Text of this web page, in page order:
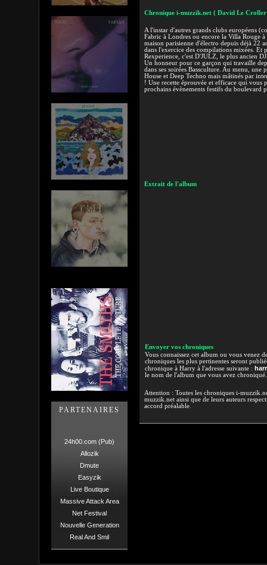
PARTENAIRES
24h00.com (Pub)
Allozik
Dmute
Easyzik
Live Boutique
Massive Attack Area
Net Festival
Nouvelle Generation
Real And Smil
Chronique i-muzzik.net ( David Le Croller
A l'instar d'autres grands clubs européens
Fabric à Londres ou encore la Villa Rouge
maison parisienne d'électro depuis déjà 22
dans l'exercice des compilations mixées. Et
Rexperience, c'est D'JULZ, le plus ancien
Un honneur pour ce garçon qui travaille
dans ses soirées Bassculture. Au menu, une
House et Deep Techno mais mâtinés par
! Une recette éprouvée et efficace qui vous
prochains évènements festifs du boulevard
Extrait de l'album
Envoyer vos chroniques
Vous connaissez cet album ou vous venez
chroniques les plus pertinentes seront
chronique à Harry à l'adresse suivante :
le nom de l'album que vous avez
Attention : Toutes les chroniques i-
muzzik.net ainsi que de leurs auteurs
accord préalable.